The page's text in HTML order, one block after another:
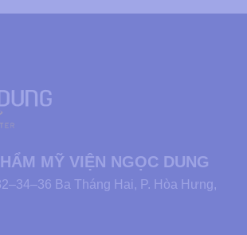
MỸ VIỆN NGỌC DUNG
Ba Tháng Hai, P. Hòa Hưng,